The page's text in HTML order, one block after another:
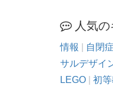
人気
情報 自閉症
サルデザイ
LEGO
初